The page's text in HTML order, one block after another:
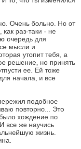
Очень больно. Но от
как раз-таки - не
очередь для
мысли и
утопит тебя, а
решение, но принять
ее. Ей тоже
начала, и все
подобное
повторно... Это
хождение по
все же научись
жизнь.